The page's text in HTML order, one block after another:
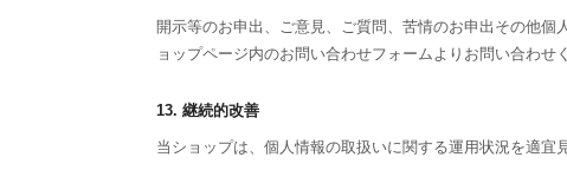
開示等のお申出、ご意見、ご質問、苦情のお申出その他
ョップページ内のお問い合わせフォームよりお問い合わせ
13. 継続的改善
当ショップは、個人情報の取扱いに関する運用状況を適宜